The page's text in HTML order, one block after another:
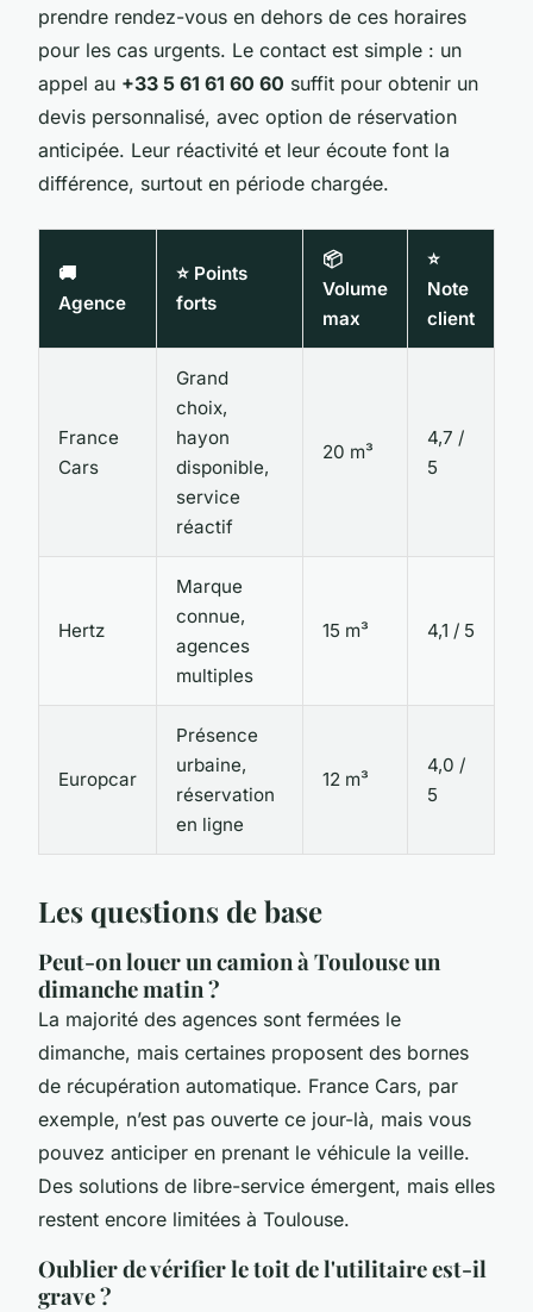
prendre rendez-vous en dehors de ces horaires
pour les cas urgents. Le contact est simple : un
appel au +33 5 61 61 60 60 suffit pour obtenir un
devis personnalisé, avec option de réservation
anticipée. Leur réactivité et leur écoute font la
différence, surtout en période chargée.
🚚
Agence
⭐ Points
forts
📦
Volume
max
⭐
Note
client
France
Cars
Grand
choix,
hayon
disponible,
service
réactif
20 m³
4,7 /
5
Hertz
Marque
connue,
agences
multiples
15 m³ 4,1 / 5
Europcar
Présence
urbaine,
réservation
en ligne
12 m³
4,0 /
5
Les questions de base
Peut-on louer un camion à Toulouse un
dimanche matin ?
La majorité des agences sont fermées le
dimanche, mais certaines proposent des bornes
de récupération automatique. France Cars, par
exemple, n’est pas ouverte ce jour-là, mais vous
pouvez anticiper en prenant le véhicule la veille.
Des solutions de libre-service émergent, mais elles
restent encore limitées à Toulouse.
Oublier de vérifier le toit de l'utilitaire est-il
grave ?